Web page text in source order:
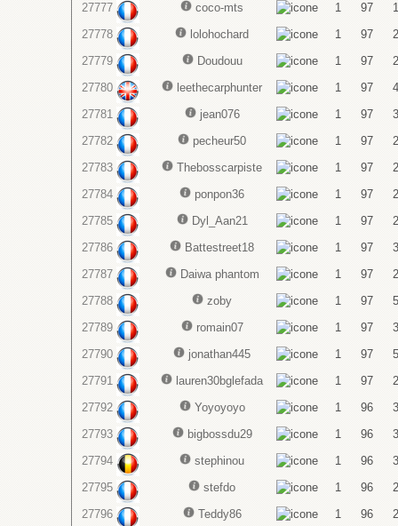
27777
coco-mts 1 97
1
27778
lolohochard 1 97
2
27779
Doudouu 1 97
2
27780
leethecarphunter 1 97
4
27781
jean076 1 97
3
27782
pecheur50 1 97
2
27783
Thebosscarpiste 1 97
2
27784
ponpon36 1 97
2
27785
Dyl_Aan21 1 97
2
27786
Battestreet18 1 97
3
27787
Daiwa phantom 1 97
2
27788
zoby 1 97
5
27789
romain07 1 97
3
27790
jonathan445 1 97
5
27791
lauren30bglefada 1 97
2
27792
Yoyoyoyo 1 96
3
27793
bigbossdu29 1 96
3
27794
stephinou 1 96
3
27795
stefdo 1 96
2
27796
Teddy86 1 96
2